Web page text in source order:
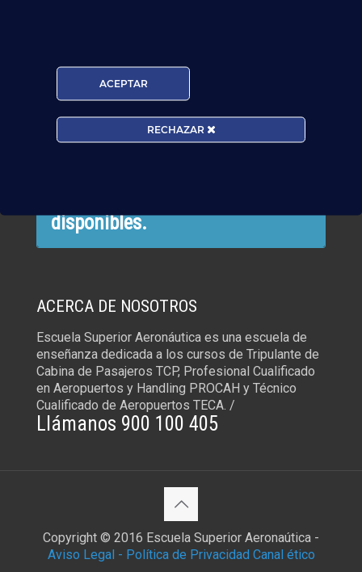
¿QUIERES TRABAJAR CON
NOSOTROS COMO
PROFESOR?
disponibles.
ACERCA DE NOSOTROS
Escuela Superior Aeronáutica es una escuela de
enseñanza dedicada a los cursos de Tripulante de
Cabina de Pasajeros TCP, Profesional Cualificado
en Aeropuertos y Handling PROCAH y Técnico
Cualificado de Aeropuertos TECA. /
Llámanos 900 100 405
Copyright © 2016 Escuela Superior Aeronaútica -
Aviso Legal - Política de Privacidad Canal ético
ACEPTAR
RECHAZAR